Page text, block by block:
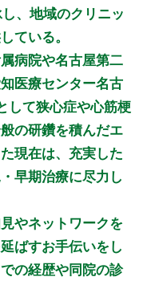
● ●
祝日も診療いたしま
ります。
さい。)
ります。
般の方2900円/名古屋
予約)8000円
いて、事前に必ず医療
ご確認ください。
、地域のクリニッ
ている。
病院や名古屋第二
医療センター名古
して狭心症や心筋梗
の研鑽を積んだエ
現在は、充実した
早期治療に尽力し
やネットワークを
ばすお手伝いをし
の経歴や同院の診